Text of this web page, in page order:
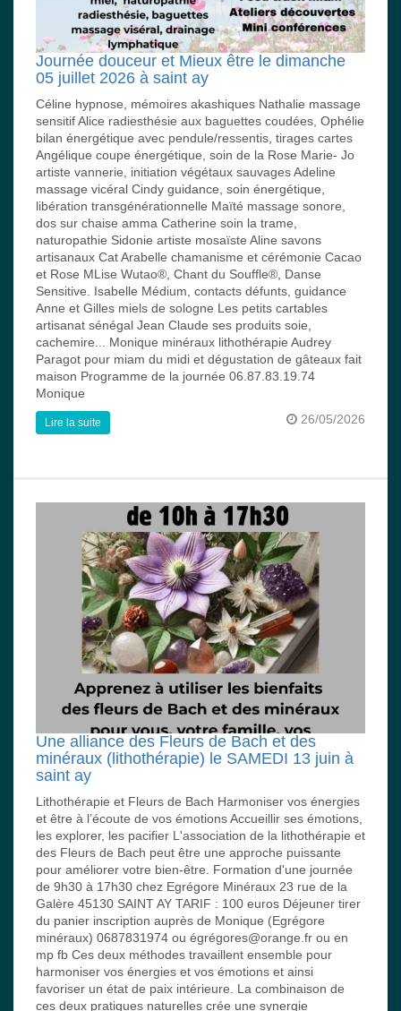
Journée douceur et Mieux être le dimanche
05 juillet 2026 à saint ay
Céline hypnose, mémoires akashiques Nathalie massage
sensitif Alice radiesthésie aux baguettes coudées, Ophélie
bilan énergétique avec pendule/ressentis, tirages cartes
Angélique coupe énergétique, soin de la Rose Marie- Jo
artiste vannerie, initiation végétaux sauvages Adeline
massage vicéral Cindy guidance, soin énergétique,
libération transgénérationnelle Maïté massage sonore,
dos sur chaise amma Catherine soin la trame,
naturopathie Sidonie artiste mosaïste Aline savons
artisanaux Cat Arabelle chamanisme et cérémonie Cacao
et Rose MLise Wutao®, Chant du Souffle®, Danse
Sensitive. Isabelle Médium, contacts défunts, guidance
Anne et Gilles miels de sologne Les petits cartables
artisanat sénégal Jean Claude ses produits soie,
cachemire... Monique minéraux lithothérapie Audrey
Paragot pour miam du midi et dégustation de gâteaux fait
maison Programme de la journée 06.87.83.19.74
Monique
26/05/2026
Lire la suite
Une alliance des Fleurs de Bach et des
minéraux (lithothérapie) le SAMEDI 13 juin à
saint ay
Lithothérapie et Fleurs de Bach Harmoniser vos énergies
et être à l’écoute de vos émotions Accueillir ses émotions,
les explorer, les pacifier L'association de la lithothérapie et
des Fleurs de Bach peut être une approche puissante
pour améliorer votre bien-être. Formation d'une journée
de 9h30 à 17h30 chez Egrégore Minéraux 23 rue de la
Galère 45130 SAINT AY TARIF : 100 euros Déjeuner tirer
du panier inscription auprès de Monique (Egrégore
minéraux) 0687831974 ou égrégores@orange.fr ou en
mp fb Ces deux méthodes travaillent ensemble pour
harmoniser vos énergies et vos émotions et ainsi
favoriser un état de paix intérieure. La combinaison de
ces deux pratiques naturelles crée une synergie